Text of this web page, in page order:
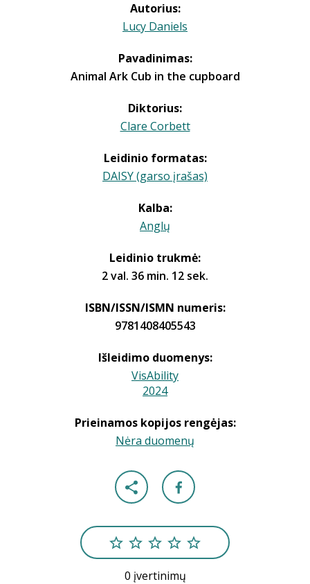
Autorius:
Lucy Daniels
Pavadinimas:
Animal Ark Cub in the cupboard
Diktorius:
Clare Corbett
Leidinio formatas:
DAISY (garso įrašas)
Kalba:
Anglų
Leidinio trukmė:
2 val. 36 min. 12 sek.
ISBN/ISSN/ISMN numeris:
9781408405543
Išleidimo duomenys:
VisAbility
|
2024
Prieinamos kopijos rengėjas:
Nėra duomenų
0 įvertinimų